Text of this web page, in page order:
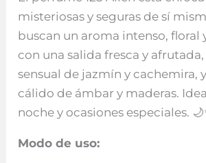
misteriosas y seguras de sí
buscan un aroma intenso, floral
con una salida fresca y
sensual de jazmín y cachemira,
cálido de ámbar y maderas.
noche y ocasiones especiales.
Modo de uso: